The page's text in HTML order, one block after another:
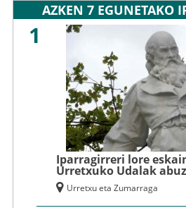
AZKEN 7 EGUNETAKO
1
Iparragirreri lore
Urretxuko Udalak
Urretxu eta Zumarraga